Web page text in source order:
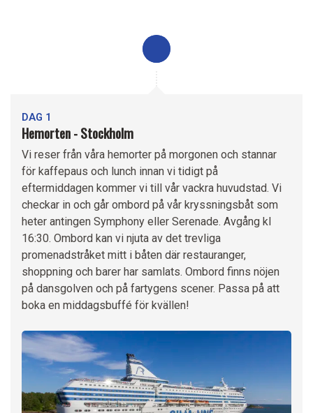
DAG 1
Hemorten - Stockholm
Vi reser från våra hemorter på morgonen och stannar
för kaffepaus och lunch innan vi tidigt på
eftermiddagen kommer vi till vår vackra huvudstad. Vi
checkar in och går ombord på vår kryssningsbåt som
heter antingen Symphony eller Serenade. Avgång kl
16:30. Ombord kan vi njuta av det trevliga
promenadstråket mitt i båten där restauranger,
shoppning och barer har samlats. Ombord finns nöjen
på dansgolven och på fartygens scener. Passa på att
boka en middagsbuffé för kvällen!